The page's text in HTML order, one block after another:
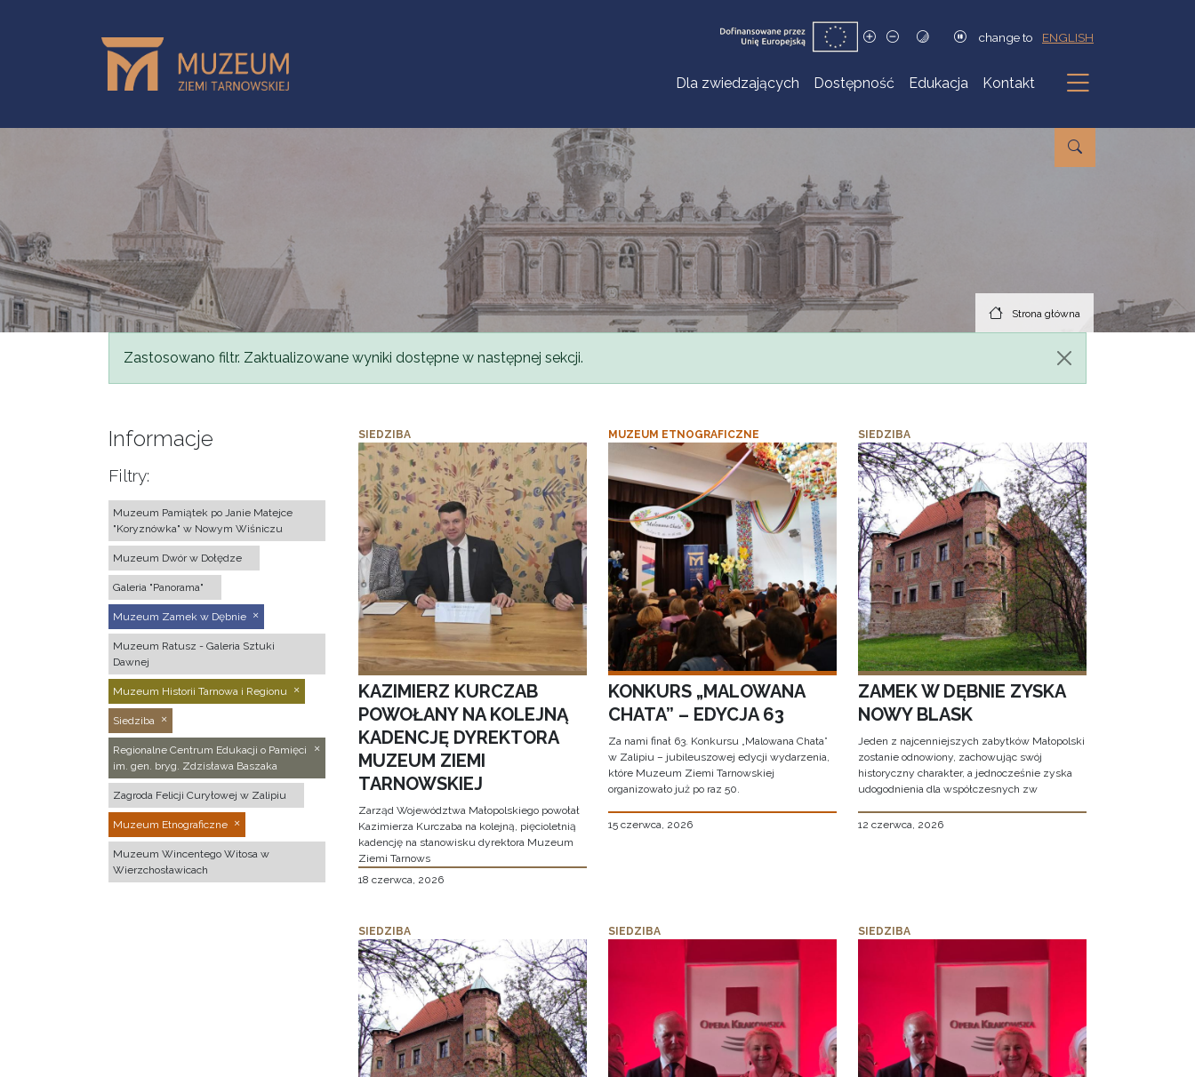
change to ENGLISH
Dla zwiedzających Dostępność Edukacja Kontakt
Podmenu
Strona główna
Komunikat
Zastosowano filtr. Zaktualizowane wyniki dostępne w następnej sekcji.
Informacje
Filtry:
Muzeum Pamiątek po Janie Matejce
"Koryznówka" w Nowym Wiśniczu
Muzeum Dwór w Dołędze
Galeria "Panorama"
Muzeum Zamek w Dębnie
Muzeum Ratusz - Galeria Sztuki
Dawnej
Muzeum Historii Tarnowa i Regionu
Siedziba
Regionalne Centrum Edukacji o Pamięci
im. gen. bryg. Zdzisława Baszaka
Zagroda Felicji Curyłowej w Zalipiu
Muzeum Etnograficzne
Muzeum Wincentego Witosa w
Wierzchosławicach
SIEDZIBA
KAZIMIERZ KURCZAB
POWOŁANY NA KOLEJNĄ
KADENCJĘ DYREKTORA
MUZEUM ZIEMI
TARNOWSKIEJ
Zarząd Województwa Małopolskiego powołał
Kazimierza Kurczaba na kolejną, pięcioletnią
kadencję na stanowisku dyrektora Muzeum
Ziemi Tarnows
18 czerwca, 2026
MUZEUM ETNOGRAFICZNE
KONKURS „MALOWANA
CHATA” – EDYCJA 63
Za nami finał 63. Konkursu „Malowana Chata”
w Zalipiu – jubileuszowej edycji wydarzenia,
które Muzeum Ziemi Tarnowskiej
organizowało już po raz 50.
15 czerwca, 2026
SIEDZIBA
ZAMEK W DĘBNIE ZYSKA
NOWY BLASK
Jeden z najcenniejszych zabytków Małopolski
zostanie odnowiony, zachowując swój
historyczny charakter, a jednocześnie zyska
udogodnienia dla współczesnych zw
12 czerwca, 2026
SIEDZIBA SIEDZIBA SIEDZIBA